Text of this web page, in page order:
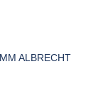
ALBRECHT